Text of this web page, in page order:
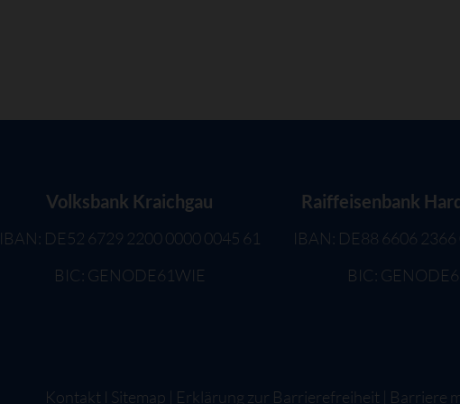
Volksbank Kraichgau
IBAN: DE52 6729 2200 0000 0045 61
BIC: GENODE61WIE
Raiffeisenbank
IBAN: DE88 6606
BIC:
Kontakt I Sitemap Erklärung zur Barrierefreiheit Barriere